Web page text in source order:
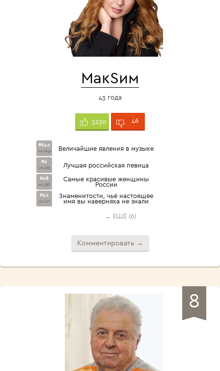
МакSим
43 года
5230 46
#642
из 1642 Величайшие явления в музыке
#2
из 165 Лучшая российская певица
#28
из 490
Самые красивые женщины
России
#52
из 117
Знаменитости, чьё настоящее
имя вы наверняка не знали
→ ЕЩЁ (6)
Комментировать →
8